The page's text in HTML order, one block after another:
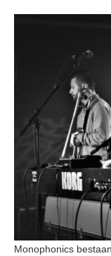
Monophonics